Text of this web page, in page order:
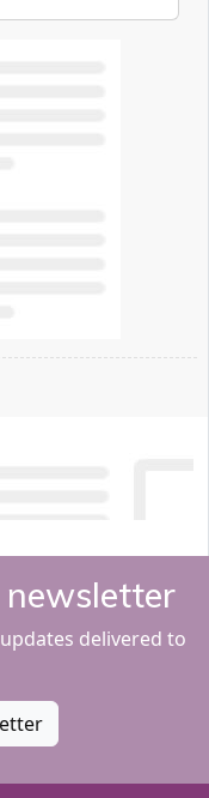
delivered to